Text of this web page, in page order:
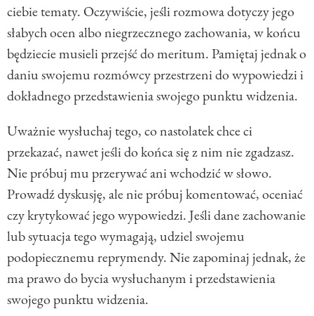
ciebie tematy. Oczywiście, jeśli rozmowa dotyczy jego
słabych ocen albo niegrzecznego zachowania, w końcu
będziecie musieli przejść do meritum. Pamiętaj jednak o
daniu swojemu rozmówcy przestrzeni do wypowiedzi i
dokładnego przedstawienia swojego punktu widzenia.
Uważnie wysłuchaj tego, co nastolatek chce ci
przekazać, nawet jeśli do końca się z nim nie zgadzasz.
Nie próbuj mu przerywać ani wchodzić w słowo.
Prowadź dyskusję, ale nie próbuj komentować, oceniać
czy krytykować jego wypowiedzi. Jeśli dane zachowanie
lub sytuacja tego wymagają, udziel swojemu
podopiecznemu reprymendy. Nie zapominaj jednak, że
ma prawo do bycia wysłuchanym i przedstawienia
swojego punktu widzenia.